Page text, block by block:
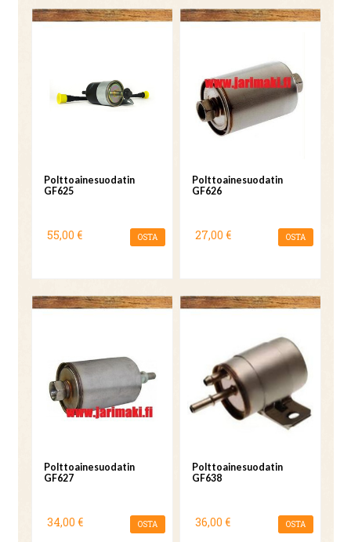
Polttoainesuodatin
GF625
55,00 € OSTA
Polttoainesuodatin
GF626
27,00 € OSTA
Polttoainesuodatin
GF627
34,00 € OSTA
Polttoainesuodatin
GF638
36,00 € OSTA